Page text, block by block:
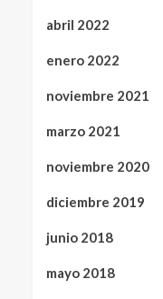
abril 2022
enero 2022
noviembre 2021
marzo 2021
noviembre 2020
diciembre 2019
junio 2018
mayo 2018